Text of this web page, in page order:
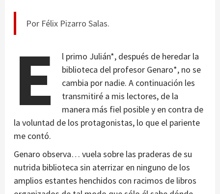
Por Félix Pizarro Salas.
E
l primo Julián*, después de heredar la
biblioteca del profesor Genaro*, no se
cambia por nadie. A continuación les
transmitiré a mis lectores, de la
manera más fiel posible y en contra de
la voluntad de los protagonistas, lo que el pariente
me contó.
Genaro observa… vuela sobre las praderas de su
nutrida biblioteca sin aterrizar en ninguno de los
amplios estantes henchidos con racimos de libros